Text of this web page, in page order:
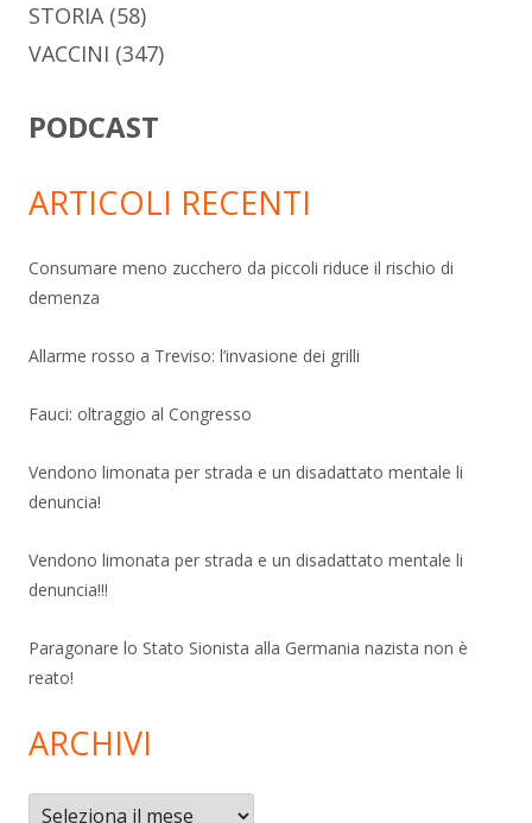
STORIA(58)
VACCINI (347)
PODCAST
ARTICOLI RECENTI
Consumare meno zucchero da piccoli riduce il rischio di
demenza
Allarme rosso a Treviso: l’invasione dei grilli
Fauci: oltraggio al Congresso
Vendono limonata per strada e un disadattato mentale li
denuncia!
Vendono limonata per strada e un disadattato mentale li
denuncia!!!
Paragonare lo Stato Sionista alla Germania nazista non è
reato!
ARCHIVI
Archivi